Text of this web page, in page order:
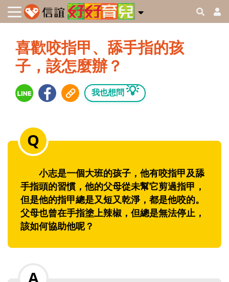
喜歡咬指甲、舔手指的孩
子，該怎麼辦？
我也想問 💡
小志是一個大班的孩子，他有咬指甲及舔
手指頭的習慣，他的父母從未幫它剪過指甲，
但是他的指甲總是又短又乾淨，都是他咬的。
父母也曾在手指塗上辣椒，但總是無法停止，
該如何協助他呢？